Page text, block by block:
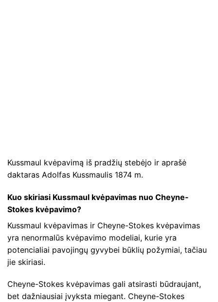
Kussmaul kvėpavimą iš pradžių stebėjo ir aprašė
daktaras Adolfas Kussmaulis 1874 m.
Kuo skiriasi Kussmaul kvėpavimas nuo Cheyne-
Stokes kvėpavimo?
Kussmaul kvėpavimas ir Cheyne-Stokes kvėpavimas
yra nenormalūs kvėpavimo modeliai, kurie yra
potencialiai pavojingų gyvybei būklių požymiai, tačiau
jie skiriasi.
Cheyne-Stokes kvėpavimas gali atsirasti būdraujant,
bet dažniausiai įvyksta miegant. Cheyne-Stokes